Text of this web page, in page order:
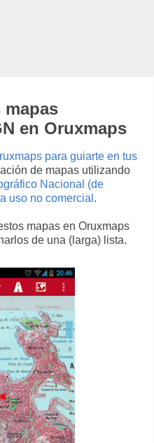
en Oruxmaps
para guiarte en tus
de mapas utilizando
Nacional (de
uso no comercial .
mapas en Oruxmaps
de una (larga) lista.